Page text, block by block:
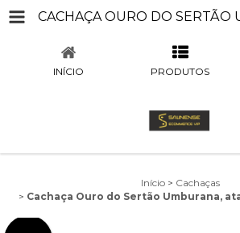
INÍCIO PRODUTOS
Início > Cachaças
> Cachaça Ouro do Sertão Umburana,